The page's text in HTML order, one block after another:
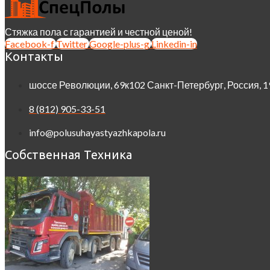
Стяжка пола с гарантией и честной ценой!
Facebook-fTwitterGoogle-plus-gLinkedin-in
Контакты
шоссе Революции, 69к102 Санкт-Петербург, Россия,
8 (812) 905-33-51
info@polusuhayastyazhkapola.ru
Собственная Техника